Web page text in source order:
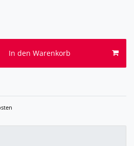
In den Warenkorb